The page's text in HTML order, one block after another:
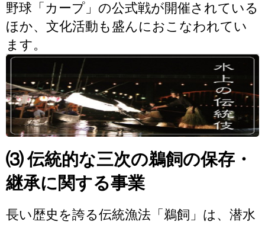
野球「カープ」の公式戦が開催されている
ほか、文化活動も盛んにおこなわれてい
ます。
⑶ 伝統的な三次の鵜飼の保存・
継承に関する事業
長い歴史を誇る伝統漁法「鵜飼」は、潜水